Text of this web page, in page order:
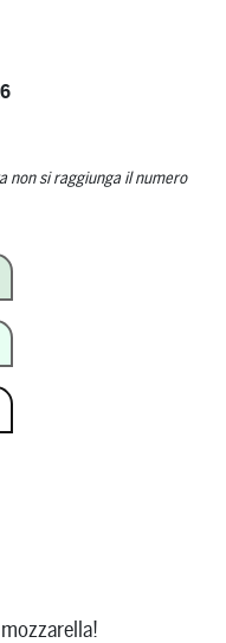
non si raggiunga il numero